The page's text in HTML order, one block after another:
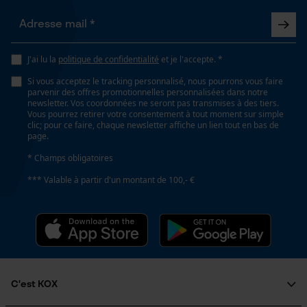
Capacité de remplissage
Fonction de hachage
Non
Coupe en biais
Tension de chaîne sans outil
J'ai lu la politique de confidentialité et je l'accepte. *
Si vous acceptez le tracking personnalisé, nous pourrons vous faire
parvenir des offres promotionnelles personnalisées dans notre
newsletter. Vos coordonnées ne seront pas transmises à des tiers.
Vous pourrez retirer votre consentement à tout moment sur simple
clic; pour ce faire, chaque newsletter affiche un lien tout en bas de
page.
* Champs obligatoires
*** Valable à partir d'un montant de 100,- €
C'est KOX
Loop54 Personalization
Page d'accueil personnalisée
Panier sauvegardé
Salutation personnelle
utilisateurs
Vidéos YouTube
Prise de contact par chat